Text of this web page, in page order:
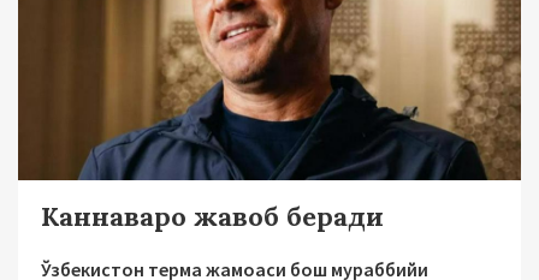
Каннаваро жавоб беради
Ўзбекистон терма жамоаси бош мураббийи